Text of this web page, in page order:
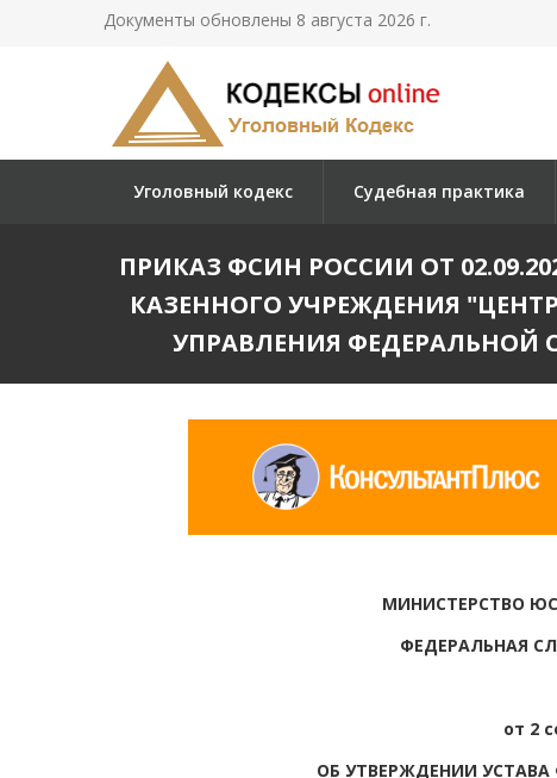
Документы обновлены 8 августа 2026 г.
Уголовный кодекс Судебная практика
ПРИКАЗ ФСИН РОССИИ ОТ
КАЗЕННОГО УЧРЕЖДЕНИЯ
УПРАВЛЕНИЯ
МИНИСТЕРСТВО
ФЕДЕРАЛЬНАЯ
от 2
ОБ УТВЕРЖДЕНИИ